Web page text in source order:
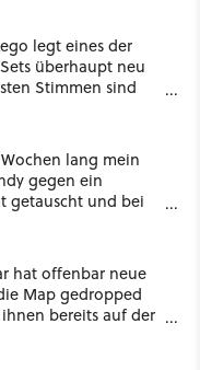
legt eines der
überhaupt neu
Stimmen sind
lang mein
gegen ein
getauscht und bei
sogar
hat offenbar neue
Map gedropped
bereits auf der